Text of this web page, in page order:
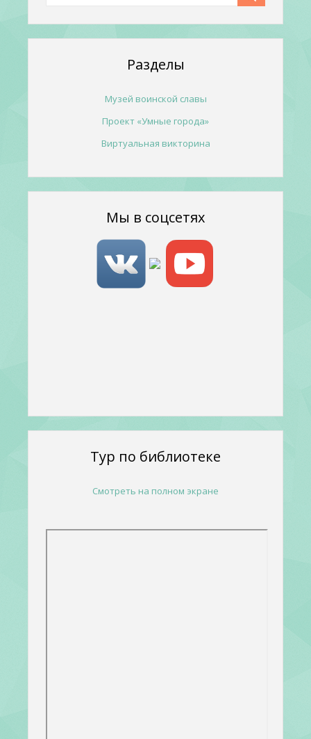
Разделы
Музей воинской славы
Проект «Умные города»
Виртуальная викторина
Мы в соцсетях
Тур по библиотеке
Смотреть на полном экране